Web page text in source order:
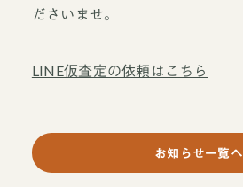
ださいませ。
LINE仮査定の依頼はこちら
お知らせ一覧へ